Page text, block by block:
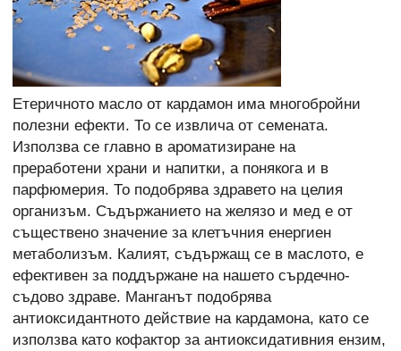
Етеричното масло от кардамон има многобройни
полезни ефекти. То се извлича от семената.
Използва се главно в ароматизиране на
преработени храни и напитки, а понякога и в
парфюмерия. То подобрява здравето на целия
организъм. Съдържанието на желязо и мед е от
съществено значение за клетъчния енергиен
метаболизъм. Калият, съдържащ се в маслото, е
ефективен за поддържане на нашето сърдечно-
съдово здраве. Манганът подобрява
антиоксидантното действие на кардамона, като се
използва като кофактор за антиоксидативния ензим,